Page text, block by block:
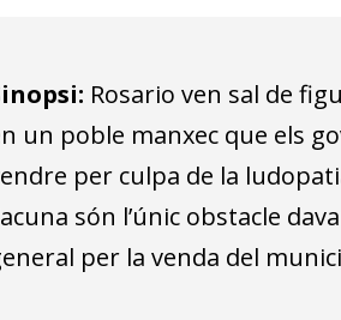
Rosario ven sal de
un poble manxec que els
per culpa de la
són l’únic obstacle
per la venda del